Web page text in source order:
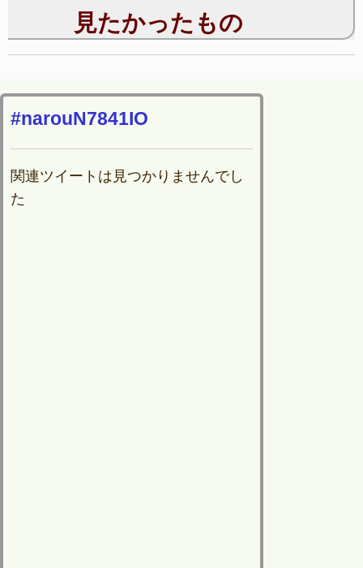
見たかったもの
#narouN7841IO
関連ツイートは見つかりませんでし
た